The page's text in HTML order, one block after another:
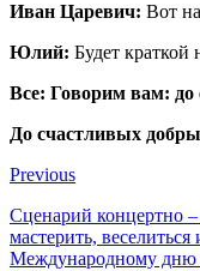
Иван Царевич: Вот
Юлий: Будет краткой
Все: Говорим вам: до
До счастливых
Previous
Сценарий концертно
мастерить,
Международному дню